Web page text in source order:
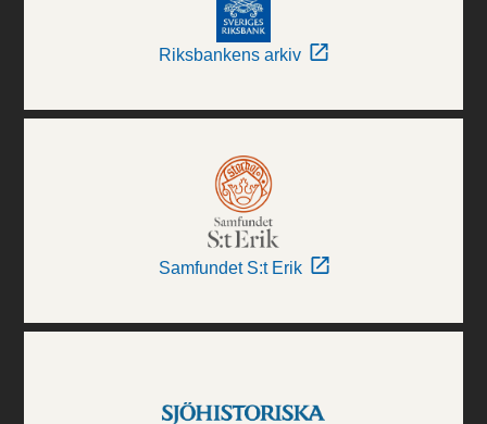
Riksbankens arkiv
Samfundet S:t Erik